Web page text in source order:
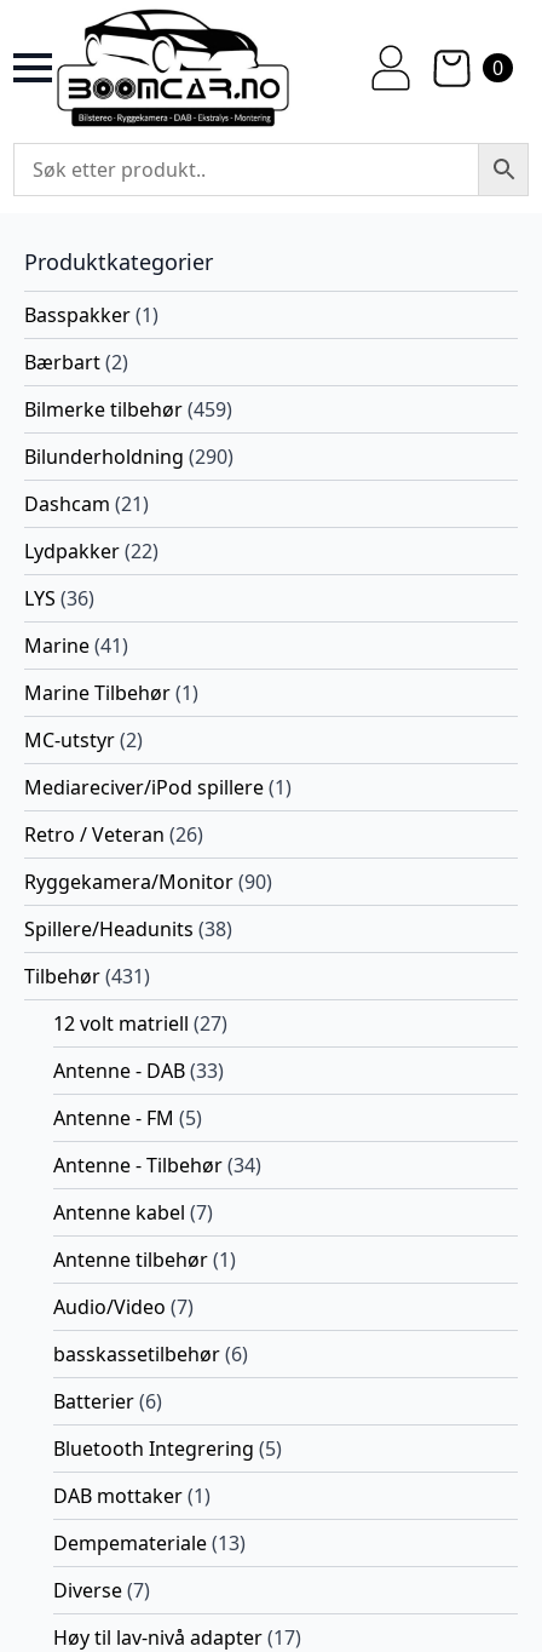
0
Produktkategorier
Basspakker(1)
Bærbart(2)
Bilmerke tilbehør(459)
Bilunderholdning (290)
Dashcam (21)
Lydpakker(22)
LYS (36)
Marine(41)
Marine Tilbehør(1)
MC-utstyr(2)
Mediareciver/iPod spillere(1)
Retro / Veteran (26)
Ryggekamera/Monitor(90)
Spillere/Headunits (38)
Tilbehør(431)
12 volt matriell (27)
Antenne - DAB(33)
Antenne - FM (5)
Antenne - Tilbehør(34)
Antenne kabel (7)
Antenne tilbehør(1)
Audio/Video (7)
basskassetilbehør(6)
Batterier(6)
Bluetooth Integrering (5)
DAB mottaker(1)
Dempemateriale(13)
Diverse(7)
Høy til lav-nivå adapter(17)